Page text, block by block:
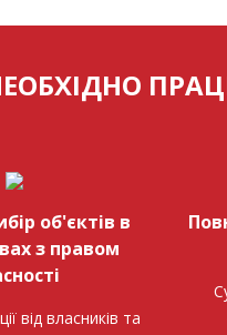
об'єктів в
з правом
від власників та